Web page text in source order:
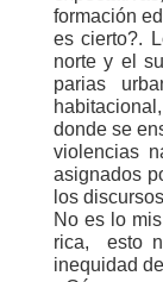
formación
es cierto?.
norte y el
parias
donde se
violencias
asignados
los
No es lo
rica, esto
inequidad